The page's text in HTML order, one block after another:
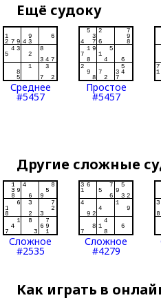
Ещё судоку
Среднее
#5457
Простое
#5457
Другие сложные
Сложное
#2535
Сложное
#4279
Как играть в